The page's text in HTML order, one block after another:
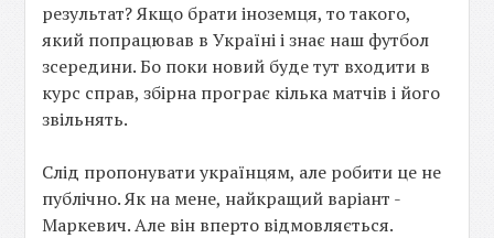
результат? Якщо брати іноземця, то такого,
який попрацював в Україні і знає наш футбол
зсередини. Бо поки новий буде тут входити в
курс справ, збірна програє кілька матчів і його
звільнять.
Слід пропонувати українцям, але робити це не
публічно. Як на мене, найкращий варіант -
Маркевич. Але він вперто відмовляється.